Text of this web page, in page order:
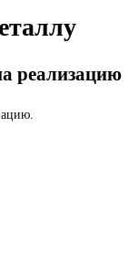
реализацию